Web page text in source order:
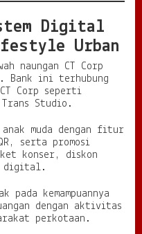
Digital
Urban
naungan CT Corp
Bank ini terhubung
Corp seperti
Studio.
muda dengan fitur
serta promosi
konser, diskon
digital.
kemampuannya
dengan aktivitas
perkotaan.